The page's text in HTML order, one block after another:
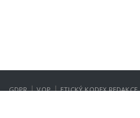
GDPR | VOP | ETICKÝ KODEX REDAKCE